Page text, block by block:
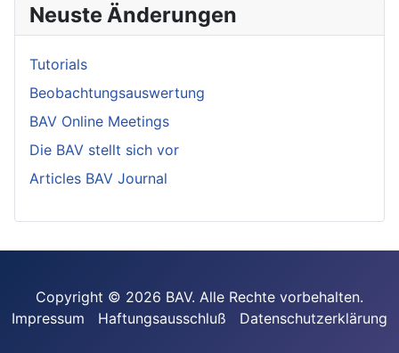
Neuste Änderungen
Tutorials
Beobachtungsauswertung
BAV Online Meetings
Die BAV stellt sich vor
Articles BAV Journal
Copyright © 2026 BAV. Alle Rechte vorbehalten.
Impressum
Haftungsausschluß Datenschutzerklärung